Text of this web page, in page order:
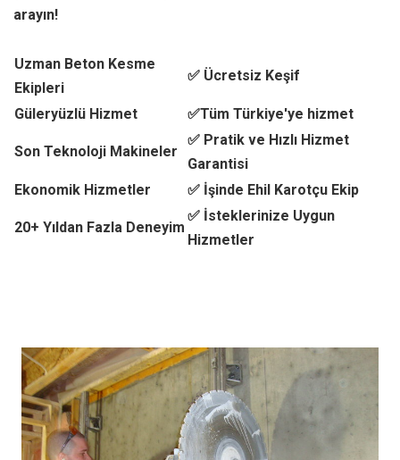
arayın!
Uzman Beton Kesme
Ekipleri
✅ Ücretsiz Keşif
Güleryüzlü Hizmet ✅Tüm Türkiye'ye hizmet
Son Teknoloji Makineler
✅ Pratik ve Hızlı Hizmet
Garantisi
Ekonomik Hizmetler
✅ İşinde Ehil Karotçu Ekip
20+ Yıldan Fazla Deneyim
✅ İsteklerinize Uygun
Hizmetler